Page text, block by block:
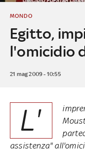
Egitto,
l'omicidio
MONDO
21 mag 2009 - 10:55
L'
assistenza"